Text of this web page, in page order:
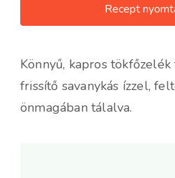
Recept
Könnyű, kapros
frissítő savanykás ízzel,
önmagában tálalva.